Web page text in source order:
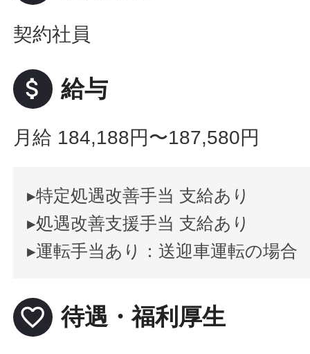
契約社員
attach_money 給与
月給 184,188円〜187,580円
▸特定処遇改善手当 支給あり
▸処遇改善支援手当 支給あり
▸運転手当あり：送迎車運転の場合
favorite_border 待遇・福利厚生